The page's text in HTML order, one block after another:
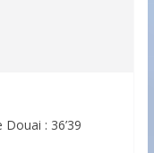
: 36’39